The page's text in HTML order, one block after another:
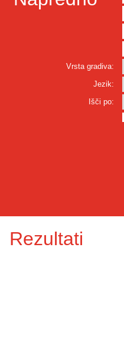
Vrsta gradiva:
Jezik:
Išči po:
Rezultati